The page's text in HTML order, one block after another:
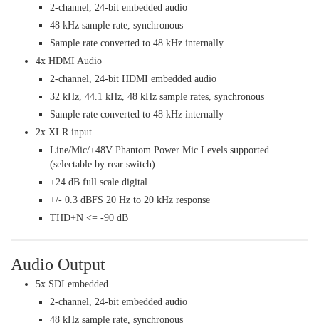
2-channel, 24-bit embedded audio
48 kHz sample rate, synchronous
Sample rate converted to 48 kHz internally
4x HDMI Audio
2-channel, 24-bit HDMI embedded audio
32 kHz, 44.1 kHz, 48 kHz sample rates, synchronous
Sample rate converted to 48 kHz internally
2x XLR input
Line/Mic/+48V Phantom Power Mic Levels supported
(selectable by rear switch)
+24 dB full scale digital
+/- 0.3 dBFS 20 Hz to 20 kHz response
THD+N <= -90 dB
Audio Output
5x SDI embedded
2-channel, 24-bit embedded audio
48 kHz sample rate, synchronous